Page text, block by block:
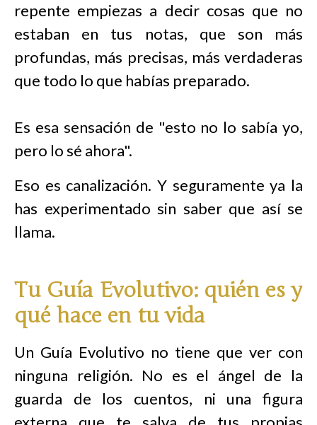
repente empiezas a decir cosas que no
estaban en tus notas, que son más
profundas, más precisas, más verdaderas
que todo lo que habías preparado.
Es esa sensación de "esto no lo sabía yo,
pero lo sé ahora".
Eso es canalización. Y seguramente ya la
has experimentado sin saber que así se
llama.
Tu Guía Evolutivo: quién es y
qué hace en tu vida
Un Guía Evolutivo no tiene que ver con
ninguna religión. No es el ángel de la
guarda de los cuentos, ni una figura